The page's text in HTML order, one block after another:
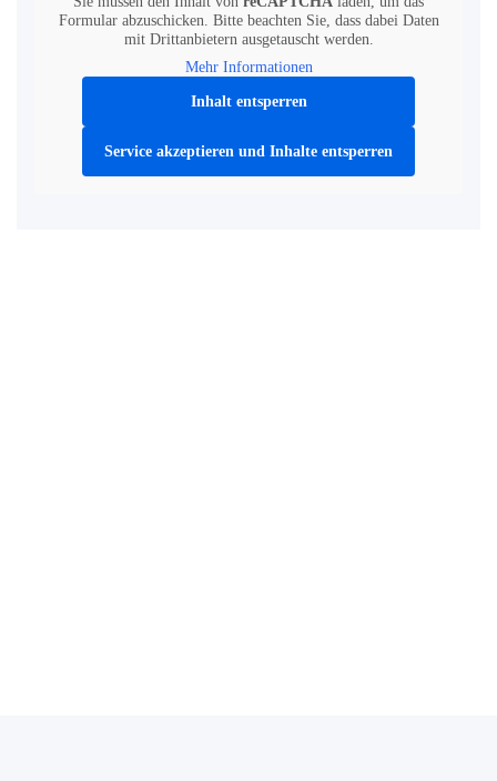
Formular abzuschicken. Bitte beachten Sie, dass dabei Daten
mit Drittanbietern ausgetauscht werden.
Mehr Informationen
Inhalt entsperren
Service akzeptieren und Inhalte entsperren